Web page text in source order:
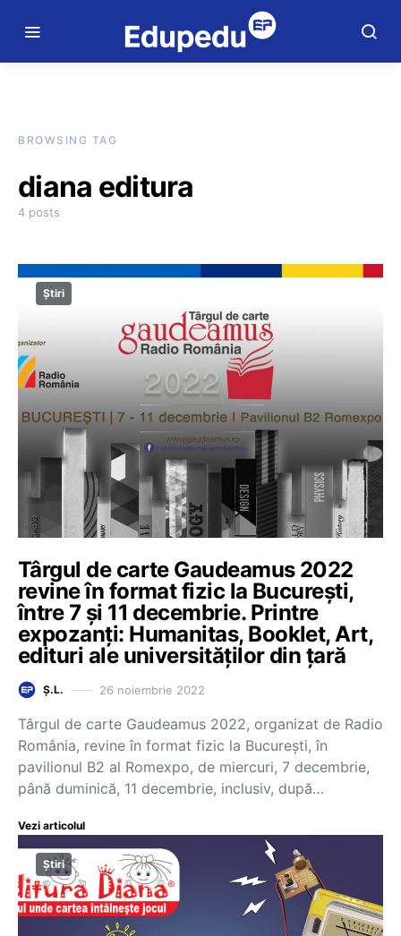
BROWSING TAG
diana editura
4 posts
Știri
Târgul de carte Gaudeamus 2022
revine în format fizic la București,
între 7 și 11 decembrie. Printre
expozanți: Humanitas, Booklet, Art,
edituri ale universităților din țară
Ș.L. 26 noiembrie 2022
Târgul de carte Gaudeamus 2022, organizat de Radio
România, revine în format fizic la București, în
pavilionul B2 al Romexpo, de miercuri, 7 decembrie,
până duminică, 11 decembrie, inclusiv, după…
Vezi articolul
Știri